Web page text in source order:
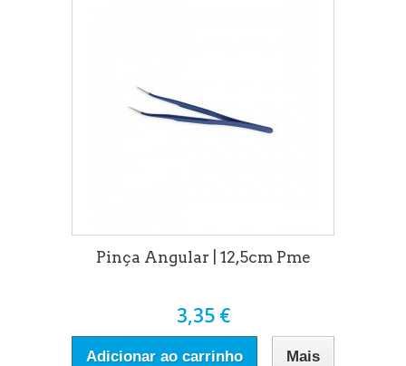
Pinça Angular | 12,5cm Pme
3,35 €
Adicionar ao carrinho Mais